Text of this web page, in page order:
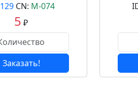
129 CN: М-074
5 ₽
Заказать!